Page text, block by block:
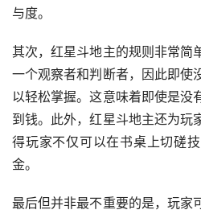
与度。
其次，红星斗地主的规则非常简
一个观察者和判断者，因此即使
以轻松掌握。这意味着即使是没
到钱。此外，红星斗地主还为玩
得玩家不仅可以在书桌上切磋
金。
最后但并非最不重要的是，玩家